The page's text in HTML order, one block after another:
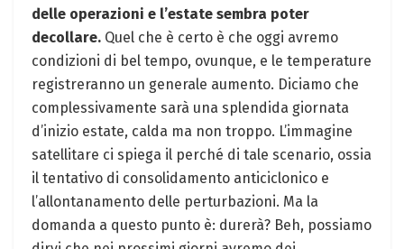
delle operazioni e l’estate sembra poter
decollare. Quel che è certo è che oggi avremo
condizioni di bel tempo, ovunque, e le temperature
registreranno un generale aumento. Diciamo che
complessivamente sarà una splendida giornata
d’inizio estate, calda ma non troppo. L’immagine
satellitare ci spiega il perché di tale scenario, ossia
il tentativo di consolidamento anticiclonico e
l’allontanamento delle perturbazioni. Ma la
domanda a questo punto è: durerà? Beh, possiamo